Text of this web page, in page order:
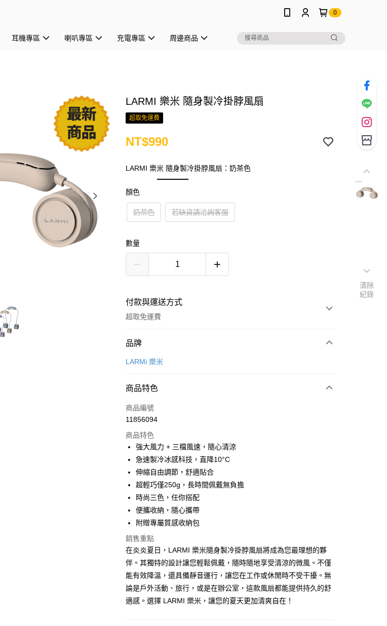
0
耳機專區 喇叭專區 充電專區 周邊商品
LARMI 樂米 隨身製冷掛脖風扇
超取免運費
NT$990
LARMI 樂米 隨身製冷掛脖風扇：奶茶色
顏色
奶茶色 若缺貨請洽詢客服
數量
付款與運送方式
超取免運費
付款方式
信用卡一次付款
街口支付
悠遊付
ATM付款
運送方式
付款後全家取貨
免運費
付款後7-11取貨
免運費
宅配
每筆NT$130，滿NT$399(含以上)免運費
品牌
LARMi 樂米
商品特色
商品編號
11856094
商品特色
強大風力 + 三檔風速，隨心清涼
急速製冷冰感科技，直降10°C
伸縮自由調節，舒適貼合
超輕巧僅250g，長時間佩戴無負擔
時尚三色，任你搭配
便攜收納，隨心攜帶
附贈專屬質感收納包
銷售重點
在炎炎夏日，LARMI 樂米隨身製冷掛脖風扇將成為您最理想的夥
伴。其獨特的設計讓您輕鬆佩戴，隨時隨地享受清涼的微風。不僅
能有效降溫，還具備靜音運行，讓您在工作或休閒時不受干擾。無
論是戶外活動、旅行，或是在辦公室，這款風扇都能提供持久的舒
適感。選擇 LARMI 樂米，讓您的夏天更加清爽自在！
清除
紀錄